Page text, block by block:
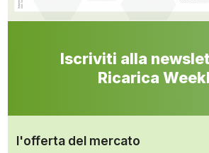
Iscriviti alla
Ricarica
l'offerta del mercato